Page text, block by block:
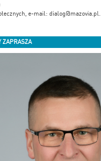
e-mail: dialog@mazovia.pl.
ZAPRASZA